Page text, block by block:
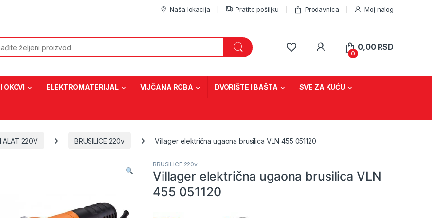
Naša lokacija Pratite pošiljku Prodavnica Moj nalog
0
0,00 RSD
OKOVI ELEKTROMATERIJAL VIJČANA ROBA DVORIŠTE I BAŠTA SVE ZA KUĆU
ALAT 220V BRUSILICE 220v Villager električna ugaona brusilica VLN 455 051120
BRUSILICE 220v
Villager električna ugaona brusilica VLN
455 051120